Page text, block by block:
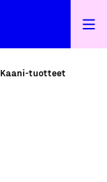
Kaani-tuotteet